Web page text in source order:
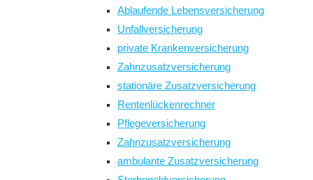
Ablaufende Lebensversicherung
Unfallversicherung
private Krankenversicherung
Zahnzusatzversicherung
stationäre Zusatzversicherung
Rentenlückenrechner
Pflegeversicherung
Zahnzusatzversicherung
ambulante Zusatzversicherung